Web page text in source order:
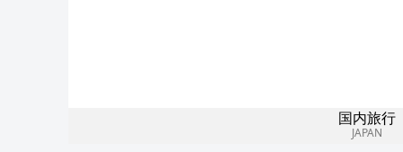
国内旅行
JAPAN